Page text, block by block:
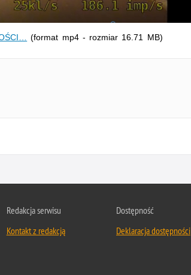
(format mp4 - rozmiar 16.71 MB)
Redakcja serwisu
Kontakt z redakcją
Dostępność
Deklaracja dostępności